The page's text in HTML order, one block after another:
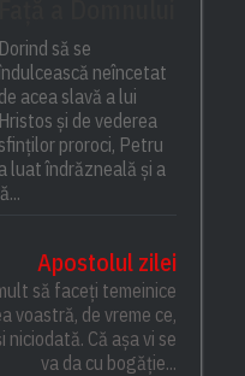
Dorind să se
neîncetat
de acea slavă a lui
Hristos și de vederea
sfinților proroci, Petru
a luat îndrăzneală și a
Apostolul zilei
să faceți temeinice
voastră, de vreme ce,
Că așa vi se
va da cu bogăție...